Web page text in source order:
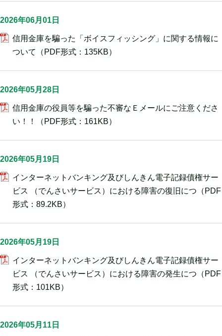
2026年06月01日
信用金庫を騙った「ボイスフィッシング」に関する情報に
ついて
（PDF形式：135KB）
2026年05月28日
信用金庫の役員等を騙った不審なＥメールにご注意くださ
い！！
（PDF形式：161KB）
2026年05月19日
インターネットバンキング及びしんきん電子記録債権サー
ビス （でんさいサービス）における障害の復旧につ （PDF
形式：89.2KB）
2026年05月19日
インターネットバンキング及びしんきん電子記録債権サー
ビス （でんさいサービス）における障害の発生につ （PDF
形式：101KB）
2026年05月11日